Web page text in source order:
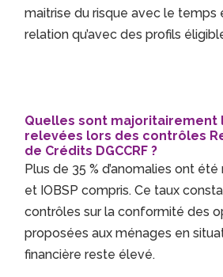
maitrise du risque avec le temps
relation qu’avec des profils
Quelles sont majoritairement
relevées lors des contrôles
de Crédits DGCCRF ?
Plus de 35 % d’anomalies ont
et IOBSP compris. Ce taux
contrôles sur la conformité des
proposées aux ménages en
financière reste élevé.